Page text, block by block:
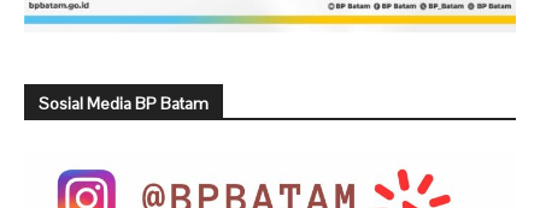
Sosial Media BP Batam